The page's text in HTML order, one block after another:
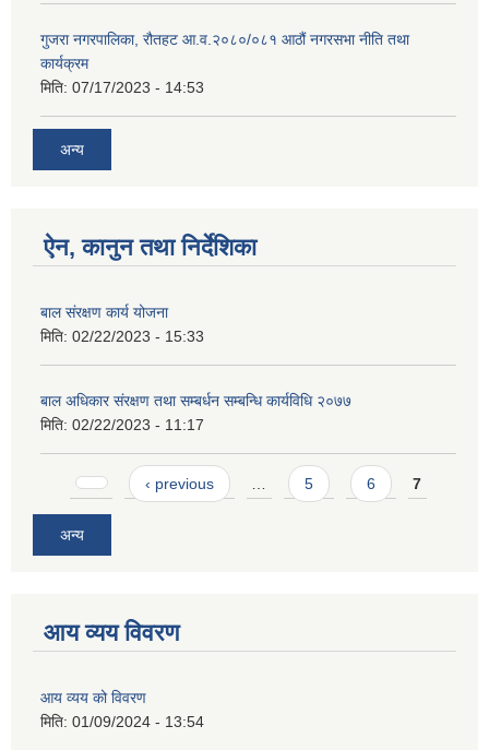
गुजरा नगरपालिका, रौतहट आ.व.२०८०/०८१ आठौं नगरसभा नीति तथा
कार्यक्रम
मिति: 07/17/2023 - 14:53
अन्य
ऐन, कानुन तथा निर्देशिका
बाल संरक्षण कार्य योजना
मिति: 02/22/2023 - 15:33
बाल अधिकार संरक्षण तथा सम्बर्धन सम्बन्धि कार्यविधि २०७७
मिति: 02/22/2023 - 11:17
Pages ‹ previous … 5 6 7
अन्य
आय व्यय विवरण
आय व्यय को विवरण
मिति: 01/09/2024 - 13:54